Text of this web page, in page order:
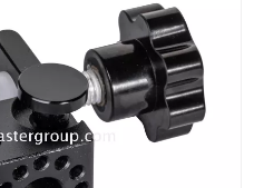
Lăng kính tròn (5',mạ bạc)